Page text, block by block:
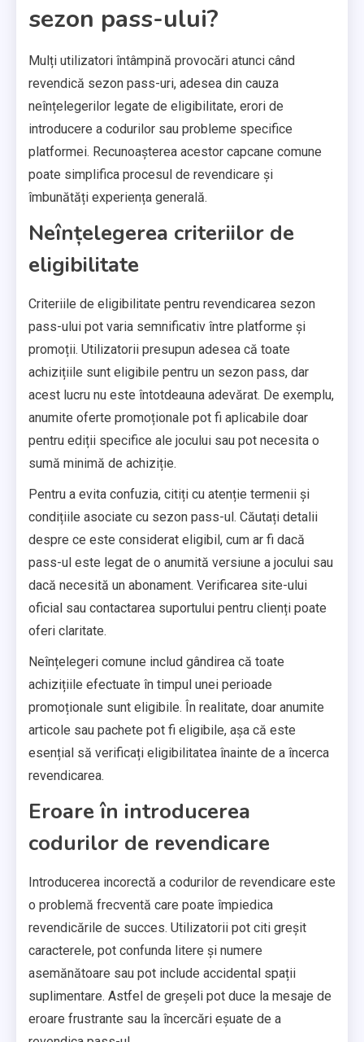
sezon pass-ului?
Mulți utilizatori întâmpină provocări atunci când
revendică sezon pass-uri, adesea din cauza
neînțelegerilor legate de eligibilitate, erori de
introducere a codurilor sau probleme specifice
platformei. Recunoașterea acestor capcane comune
poate simplifica procesul de revendicare și
îmbunătăți experiența generală.
Neînțelegerea criteriilor de
eligibilitate
Criteriile de eligibilitate pentru revendicarea sezon
pass-ului pot varia semnificativ între platforme și
promoții. Utilizatorii presupun adesea că toate
achizițiile sunt eligibile pentru un sezon pass, dar
acest lucru nu este întotdeauna adevărat. De exemplu,
anumite oferte promoționale pot fi aplicabile doar
pentru ediții specifice ale jocului sau pot necesita o
sumă minimă de achiziție.
Pentru a evita confuzia, citiți cu atenție termenii și
condițiile asociate cu sezon pass-ul. Căutați detalii
despre ce este considerat eligibil, cum ar fi dacă
pass-ul este legat de o anumită versiune a jocului sau
dacă necesită un abonament. Verificarea site-ului
oficial sau contactarea suportului pentru clienți poate
oferi claritate.
Neînțelegeri comune includ gândirea că toate
achizițiile efectuate în timpul unei perioade
promoționale sunt eligibile. În realitate, doar anumite
articole sau pachete pot fi eligibile, așa că este
esențial să verificați eligibilitatea înainte de a încerca
revendicarea.
Eroare în introducerea
codurilor de revendicare
Introducerea incorectă a codurilor de revendicare este
o problemă frecventă care poate împiedica
revendicările de succes. Utilizatorii pot citi greșit
caracterele, pot confunda litere și numere
asemănătoare sau pot include accidental spații
suplimentare. Astfel de greșeli pot duce la mesaje de
eroare frustrante sau la încercări eșuate de a